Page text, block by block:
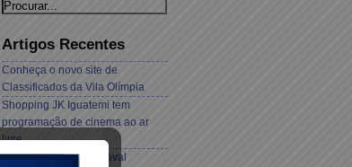
Artigos Recentes
Conheça o novo site de
Classificados da Vila Olímpia
Shopping JK Iguatemi tem
programação de cinema ao ar
livre
Villa Mix realiza Carnaval